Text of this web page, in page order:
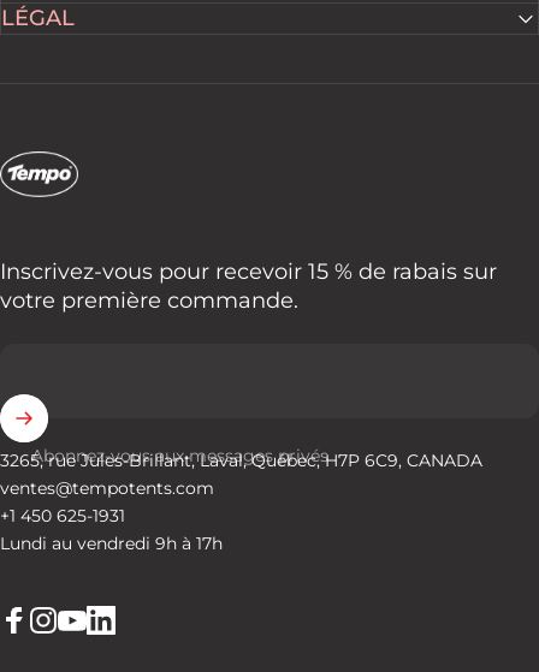
LÉGAL
Tempo Tents
Inscrivez-vous pour recevoir 15 % de rabais sur
votre première commande.
Abonnez-vous aux messages privés
3265, rue Jules-Brillant, Laval, Québec, H7P 6C9, CANADA
ventes@tempotents.com
+1 450 625-1931
Lundi au vendredi 9h à 17h